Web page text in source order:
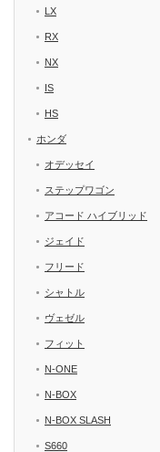
LX
RX
NX
IS
HS
ホンダ
オデッセイ
ステップワゴン
アコード ハイブリッド
ジェイド
フリード
シャトル
ヴェゼル
フィット
N-ONE
N-BOX
N-BOX SLASH
S660